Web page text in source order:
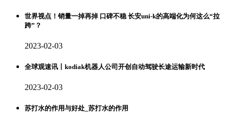
世界视点！销量一掉再掉 口碑不稳 长安uni-k的高端化为何这么“拉
跨”？
2023-02-03
全球观速讯丨kodiak机器人公司开创自动驾驶长途运输新时代
2023-02-03
苏打水的作用与好处_苏打水的作用